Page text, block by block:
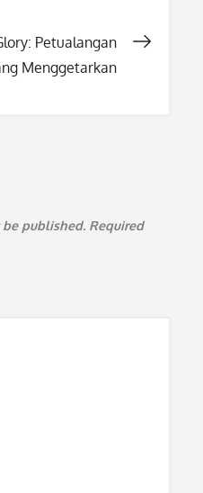
Petualangan
Menggetarkan
published. Required